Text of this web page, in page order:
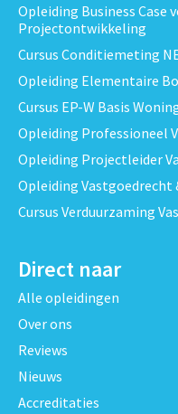
Opleiding Business Case
Projectontwikkeling
Cursus Conditiemeting
Opleiding Elementaire
Cursus EP-W Basis
Opleiding Professioneel
Opleiding Projectleider
Opleiding Vastgoedrecht
Cursus Verduurzaming
Direct naar
Alle opleidingen
Over ons
Reviews
Nieuws
Accreditaties